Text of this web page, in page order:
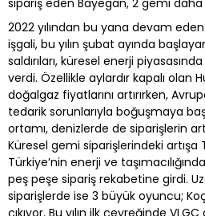
2022 yılından bu yana devam eden
işgali, bu yılın şubat ayında
saldırıları, küresel enerji
verdi. Özellikle aylardır kapalı olan
doğalgaz fiyatlarını artırırken,
tedarik sorunlarıyla boğuşmaya
ortamı, denizlerde de siparişlerin
Küresel gemi siparişlerindeki artışa
Türkiye’nin enerji ve
peş peşe sipariş rekabetine girdi.
siparişlerde ise 3 büyük oyuncu;